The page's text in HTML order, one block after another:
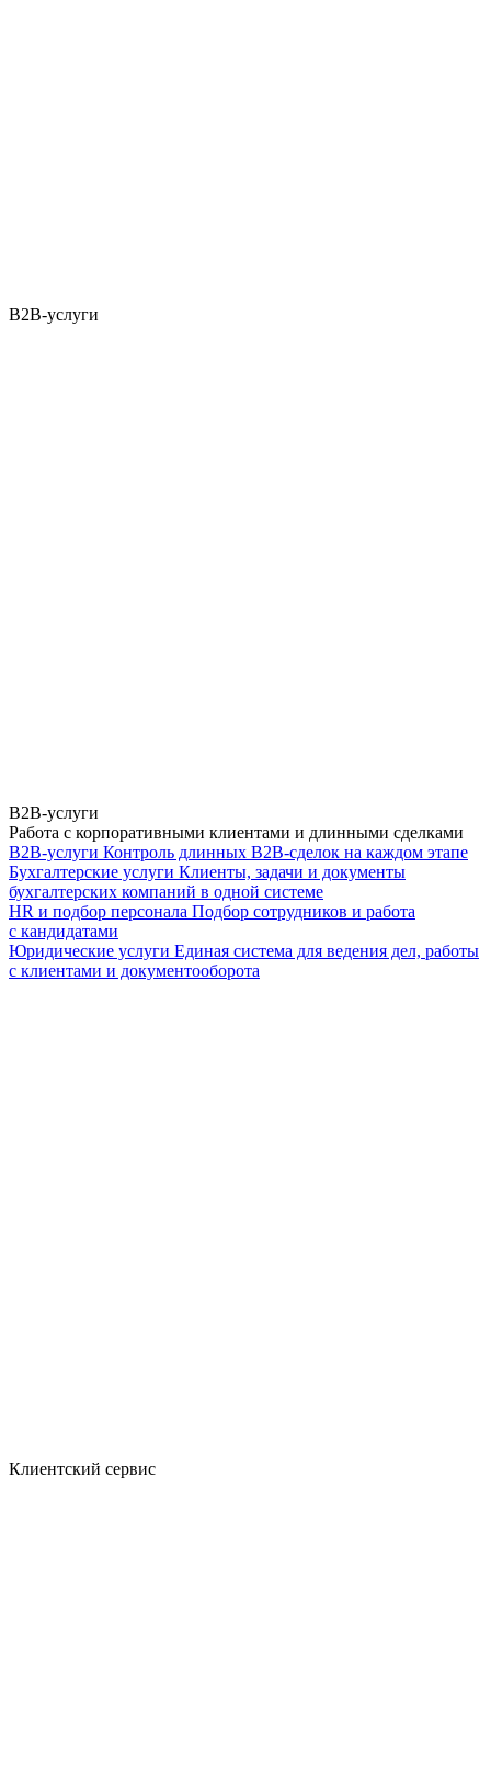
B2B-услуги
B2B-услуги
Работа с корпоративными клиентами и длинными сделками
B2B-услуги Контроль длинных B2B-сделок на каждом этапе
Бухгалтерские услуги Клиенты, задачи и документы
бухгалтерских компаний в одной системе
HR и подбор персонала Подбор сотрудников и работа
с кандидатами
Юридические услуги Единая система для ведения дел, работы
с клиентами и документооборота
Клиентский сервис